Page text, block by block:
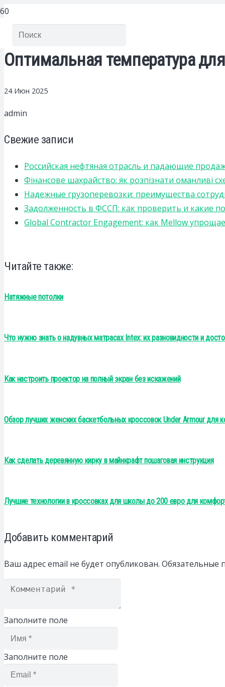
Оптимальная температура
24 Июн 2025
admin
Свежие записи
Российская нефтяная отрасль и падающие
Фінансове шахрайство: як розпізнати оманливі
Надежные грузоперевозки: преимущества
Задолженность в ФССП: как проверить и какие
Global Contractor Engagement: как Mellow
Читайте также:
Натяжные потолки
Что нужно знать о надувных матрасах Intex: их разновидности и
Как настроить проектор на полный экран без искажений
Обзор лучших женских баскетбольных кроссовок Under Armour для
Как сделать деревянную кирку в майнкрафт пошаговая инструкция
Лучшие технологии в кроссовках для школы до 200 евро для
Добавить комментарий
Ваш адрес email не будет опубликован. Обязательные
Заполните поле
Заполните поле